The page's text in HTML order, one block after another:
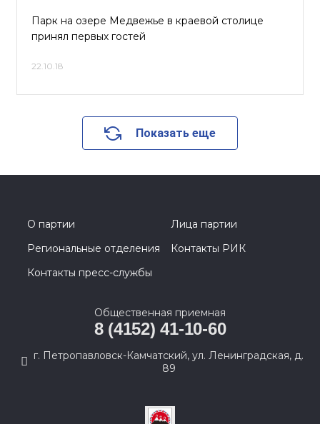
Парк на озере Медвежье в краевой столице
принял первых гостей
22.10.18
Показать еще
О партии
Лица партии
Региональные отделения
Контакты РИК
Контакты пресс-службы
Общественная приемная
8 (4152) 41-10-60
г. Петропавловск-Камчатский, ул. Ленинградская, д.
89